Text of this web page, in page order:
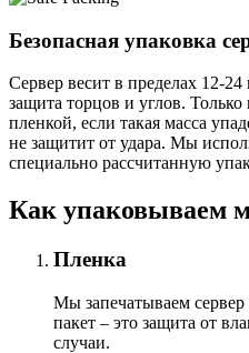
Безопасная упаковка
Сервер весит в пределах 12-
защита торцов и углов. Только
пленкой, если такая масса
не защитит от удара. Мы
специально расcчитанную
Как упаковываем
Пленка
Мы запечатываем
пакет – это защита от
случаи.